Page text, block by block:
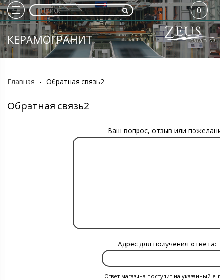
КЕРАМОГРАНИТ
0
Главная - Обратная связь2
Обратная связь2
Ваш вопрос, отзыв или
Адрес для получения ответа:
Ответ магазина поступит на указанный e-